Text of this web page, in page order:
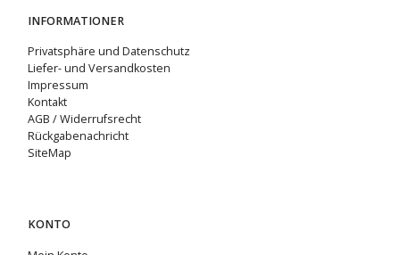
INFORMATIONER
Privatsphäre und Datenschutz
Liefer- und Versandkosten
Impressum
Kontakt
AGB / Widerrufsrecht
Rückgabenachricht
SiteMap
KONTO